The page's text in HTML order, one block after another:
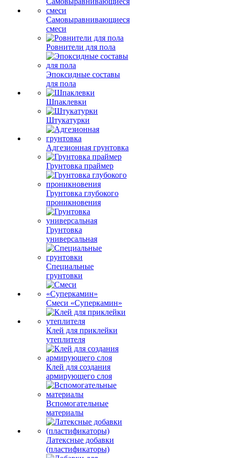
Самовыравнивающиеся
смеси
Ровнители для пола
Эпоксидные составы
для пола
Шпаклевки
Штукатурки
Адгезионная грунтовка
Грунтовка праймер
Грунтовка глубокого
проникновения
Грунтовка
универсальная
Специальные
грунтовки
Смеси «Суперкамин»
Клей для приклейки
утеплителя
Клей для создания
армирующего слоя
Вспомогательные
материалы
Латексные добавки
(пластификаторы)